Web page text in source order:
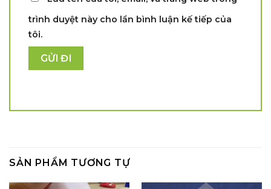
trình duyệt này cho lần bình luận kế tiếp của
tôi.
SẢN PHẨM TƯƠNG TỰ